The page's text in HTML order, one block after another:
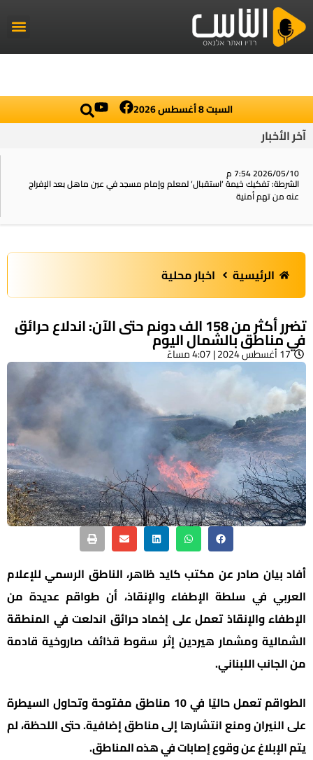
السبت 8 أغسطس 2026
آخر الأخبار
2026/05/10 7:54 م
الشرطة: تفكيك خيمة ‘استقبال‘ لمعلم وإمام مسجد في عين ماهل بعد الإفراج
عنه من تهم أمنية
الرئيسية اخبار محلية
تضرر أكثر من 158 الف دونم حتى الآن: اندلاع حرائق
في مناطق بالشمال اليوم
17 أغسطس 2024 | 4:07 مساءً
أفاد بيان صادر عن مكتب كايد ظاهر، الناطق الرسمي للإعلام
العربي في سلطة الإطفاء والإنقاذ، أن طواقم عديدة من
الإطفاء والإنقاذ تعمل على إخماد حرائق اندلعت في المنطقة
الشمالية ومشمار هيردين إثر سقوط قذائف صاروخية قادمة
من الجانب اللبناني.
الطواقم تعمل حاليًا في 10 مناطق مفتوحة وتحاول السيطرة
على النيران ومنع انتشارها إلى مناطق إضافية. حتى اللحظة، لم
يتم الإبلاغ عن وقوع إصابات في هذه المناطق.